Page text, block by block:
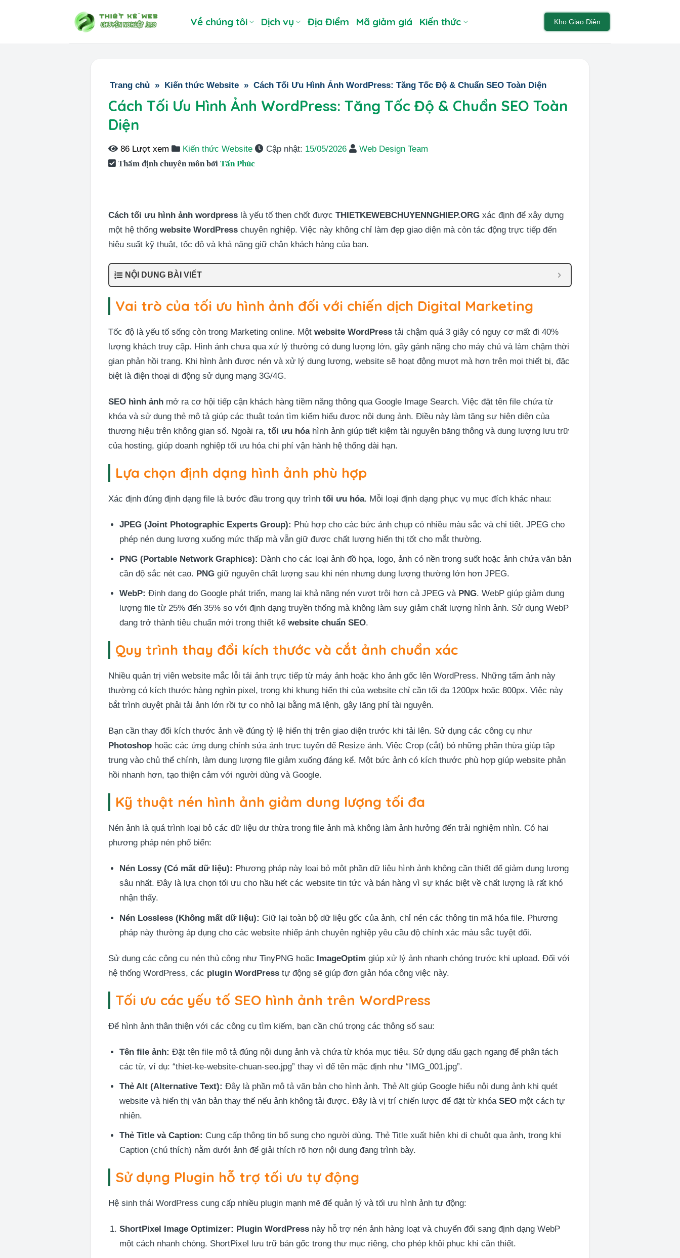
Về chúng tôi Dịch vụ Địa Điểm Mã giảm giá Kiến thức Kho Giao Diện
Trang chủ » Kiến thức Website » Cách Tối Ưu Hình Ảnh WordPress: Tăng Tốc Độ & Chuẩn SEO Toàn Diện
Cách Tối Ưu Hình Ảnh WordPress: Tăng Tốc Độ & Chuẩn SEO Toàn
Diện
86 Lượt xem Kiến thức Website Cập nhật: 15/05/2026 Web Design Team
Thẩm định chuyên môn bởiTấn Phúc
Cách tối ưu hình ảnh wordpress là yếu tố then chốt đượcTHIETKEWEBCHUYENNGHIEP.ORG xác định để xây dựng
một hệ thốngwebsite WordPress chuyên nghiệp. Việc này không chỉ làm đẹp giao diện mà còn tác động trực tiếp đến
hiệu suất kỹ thuật, tốc độ và khả năng giữ chân khách hàng của bạn.
NỘI DUNG BÀI VIẾT
Vai trò của tối ưu hình ảnh đối với chiến dịch Digital Marketing
Tốc độ là yếu tố sống còn trong Marketing online. Mộtwebsite WordPress tải chậm quá 3 giây có nguy cơ mất đi 40%
lượng khách truy cập. Hình ảnh chưa qua xử lý thường có dung lượng lớn, gây gánh nặng cho máy chủ và làm chậm thời
gian phản hồi trang. Khi hình ảnh được nén và xử lý dung lượng, website sẽ hoạt động mượt mà hơn trên mọi thiết bị, đặc
biệt là điện thoại di động sử dụng mạng 3G/4G.
SEO hình ảnh mở ra cơ hội tiếp cận khách hàng tiềm năng thông qua Google Image Search. Việc đặt tên file chứa từ
khóa và sử dụng thẻ mô tả giúp các thuật toán tìm kiếm hiểu được nội dung ảnh. Điều này làm tăng sự hiện diện của
thương hiệu trên không gian số. Ngoài ra,tối ưu hóahình ảnh giúp tiết kiệm tài nguyên băng thông và dung lượng lưu trữ
của hosting, giúp doanh nghiệp tối ưu hóa chi phí vận hành hệ thống dài hạn.
Lựa chọn định dạng hình ảnh phù hợp
Xác định đúng định dạng file là bước đầu trong quy trìnhtối ưu hóa. Mỗi loại định dạng phục vụ mục đích khác nhau:
JPEG (Joint Photographic Experts Group): Phù hợp cho các bức ảnh chụp có nhiều màu sắc và chi tiết. JPEG cho
phép nén dung lượng xuống mức thấp mà vẫn giữ được chất lượng hiển thị tốt cho mắt thường.
PNG (Portable Network Graphics): Dành cho các loại ảnh đồ họa, logo, ảnh có nền trong suốt hoặc ảnh chứa văn bản
cần độ sắc nét cao. PNG giữ nguyên chất lượng sau khi nén nhưng dung lượng thường lớn hơn JPEG.
WebP: Định dạng do Google phát triển, mang lại khả năng nén vượt trội hơn cả JPEG và PNG. WebP giúp giảm dung
lượng file từ 25% đến 35% so với định dạng truyền thống mà không làm suy giảm chất lượng hình ảnh. Sử dụng WebP
đang trở thành tiêu chuẩn mới trong thiết kếwebsite chuẩn SEO.
Quy trình thay đổi kích thước và cắt ảnh chuẩn xác
Nhiều quản trị viên website mắc lỗi tải ảnh trực tiếp từ máy ảnh hoặc kho ảnh gốc lên WordPress. Những tấm ảnh này
thường có kích thước hàng nghìn pixel, trong khi khung hiển thị của website chỉ cần tối đa 1200px hoặc 800px. Việc này
bắt trình duyệt phải tải ảnh lớn rồi tự co nhỏ lại bằng mã lệnh, gây lãng phí tài nguyên.
Bạn cần thay đổi kích thước ảnh về đúng tỷ lệ hiển thị trên giao diện trước khi tải lên. Sử dụng các công cụ như
Photoshop hoặc các ứng dụng chỉnh sửa ảnh trực tuyến để Resize ảnh. Việc Crop (cắt) bỏ những phần thừa giúp tập
trung vào chủ thể chính, làm dung lượng file giảm xuống đáng kể. Một bức ảnh có kích thước phù hợp giúp website phản
hồi nhanh hơn, tạo thiện cảm với người dùng và Google.
Kỹ thuật nén hình ảnh giảm dung lượng tối đa
Nén ảnh là quá trình loại bỏ các dữ liệu dư thừa trong file ảnh mà không làm ảnh hưởng đến trải nghiệm nhìn. Có hai
phương pháp nén phổ biến:
Nén Lossy (Có mất dữ liệu): Phương pháp này loại bỏ một phần dữ liệu hình ảnh không cần thiết để giảm dung lượng
sâu nhất. Đây là lựa chọn tối ưu cho hầu hết các website tin tức và bán hàng vì sự khác biệt về chất lượng là rất khó
nhận thấy.
Nén Lossless (Không mất dữ liệu): Giữ lại toàn bộ dữ liệu gốc của ảnh, chỉ nén các thông tin mã hóa file. Phương
pháp này thường áp dụng cho các website nhiếp ảnh chuyên nghiệp yêu cầu độ chính xác màu sắc tuyệt đối.
Sử dụng các công cụ nén thủ công như TinyPNG hoặc ImageOptim giúp xử lý ảnh nhanh chóng trước khi upload. Đối với
hệ thống WordPress, các plugin WordPress tự động sẽ giúp đơn giản hóa công việc này.
Tối ưu các yếu tố SEO hình ảnh trên WordPress
Để hình ảnh thân thiện với các công cụ tìm kiếm, bạn cần chú trọng các thông số sau:
Tên file ảnh: Đặt tên file mô tả đúng nội dung ảnh và chứa từ khóa mục tiêu. Sử dụng dấu gạch ngang để phân tách
các từ, ví dụ: “thiet-ke-website-chuan-seo.jpg” thay vì để tên mặc định như “IMG_001.jpg”.
Thẻ Alt (Alternative Text): Đây là phần mô tả văn bản cho hình ảnh. Thẻ Alt giúp Google hiểu nội dung ảnh khi quét
website và hiển thị văn bản thay thế nếu ảnh không tải được. Đây là vị trí chiến lược để đặt từ khóaSEO một cách tự
nhiên.
Thẻ Title và Caption: Cung cấp thông tin bổ sung cho người dùng. Thẻ Title xuất hiện khi di chuột qua ảnh, trong khi
Caption (chú thích) nằm dưới ảnh để giải thích rõ hơn nội dung đang trình bày.
Sử dụng Plugin hỗ trợ tối ưu tự động
Hệ sinh thái WordPress cung cấp nhiều plugin mạnh mẽ để quản lý và tối ưu hình ảnh tự động:
ShortPixel Image Optimizer: Plugin WordPress này hỗ trợ nén ảnh hàng loạt và chuyển đổi sang định dạng WebP
một cách nhanh chóng. ShortPixel lưu trữ bản gốc trong thư mục riêng, cho phép khôi phục khi cần thiết.